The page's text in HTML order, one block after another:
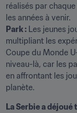
réalisés par
Park : Les jeunes
multipliant les
Coupe du Monde
niveau-là, car les
en affrontant les
planète.
La Serbie a